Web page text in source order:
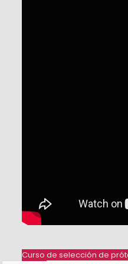
Curso de selección de